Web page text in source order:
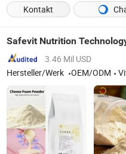
Kontakt
Safevit Nutrition
3.46 Mil USD
Hersteller/Werk
OEM/ODM